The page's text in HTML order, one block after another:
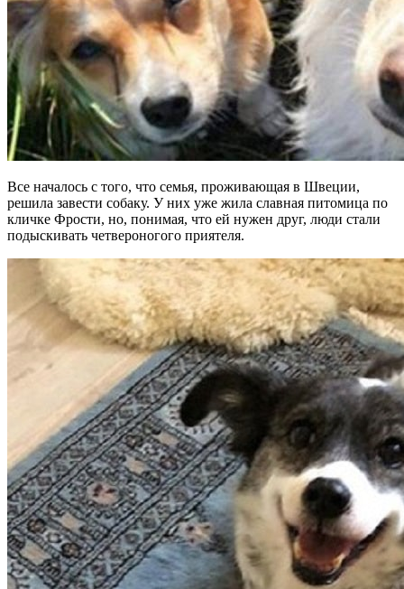
Все началось с того, что семья, проживающая в Швеции,
решила завести собаку. У них уже жила славная питомица по
кличке Фрости, но, понимая, что ей нужен друг, люди стали
подыскивать четвероногого приятеля.